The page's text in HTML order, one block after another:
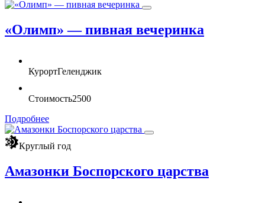
«Олимп» — пивная вечеринка
КурортГеленджик
Стоимость2500
Подробнее
Круглый год
Амазонки Боспорского царства